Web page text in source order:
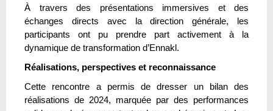
À travers des présentations immersives et des
échanges directs avec la direction générale, les
participants ont pu prendre part activement à la
dynamique de transformation d’Ennakl.
Réalisations, perspectives et reconnaissance
Cette rencontre a permis de dresser un bilan des
réalisations de 2024, marquée par des performances